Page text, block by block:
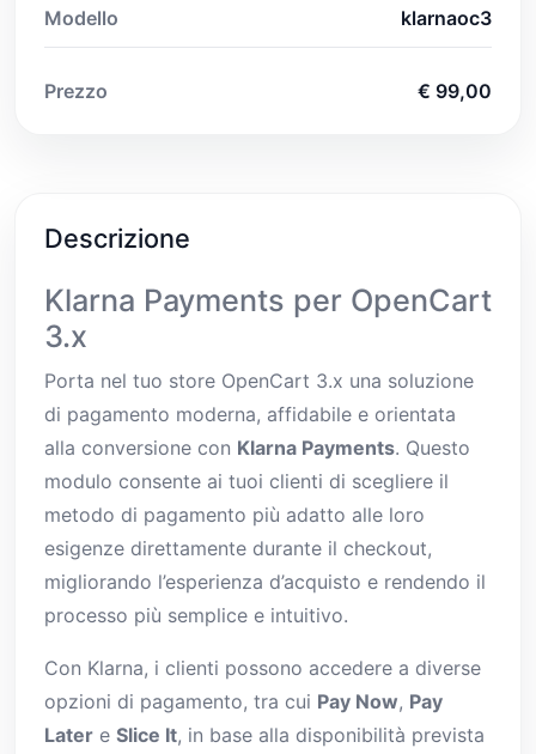
Modello klarnaoc3
Prezzo € 99,00
Descrizione
Klarna Payments per OpenCart
3.x
Porta nel tuo store OpenCart 3.x una soluzione
di pagamento moderna, affidabile e orientata
alla conversione con Klarna Payments. Questo
modulo consente ai tuoi clienti di scegliere il
metodo di pagamento più adatto alle loro
esigenze direttamente durante il checkout,
migliorando l’esperienza d’acquisto e rendendo il
processo più semplice e intuitivo.
Con Klarna, i clienti possono accedere a diverse
opzioni di pagamento, tra cui Pay Now, Pay
Later e Slice It, in base alla disponibilità prevista